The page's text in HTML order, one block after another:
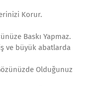
Korur.
Baskı Yapmaz.
ve büyük abatlarda
Olduğunuz